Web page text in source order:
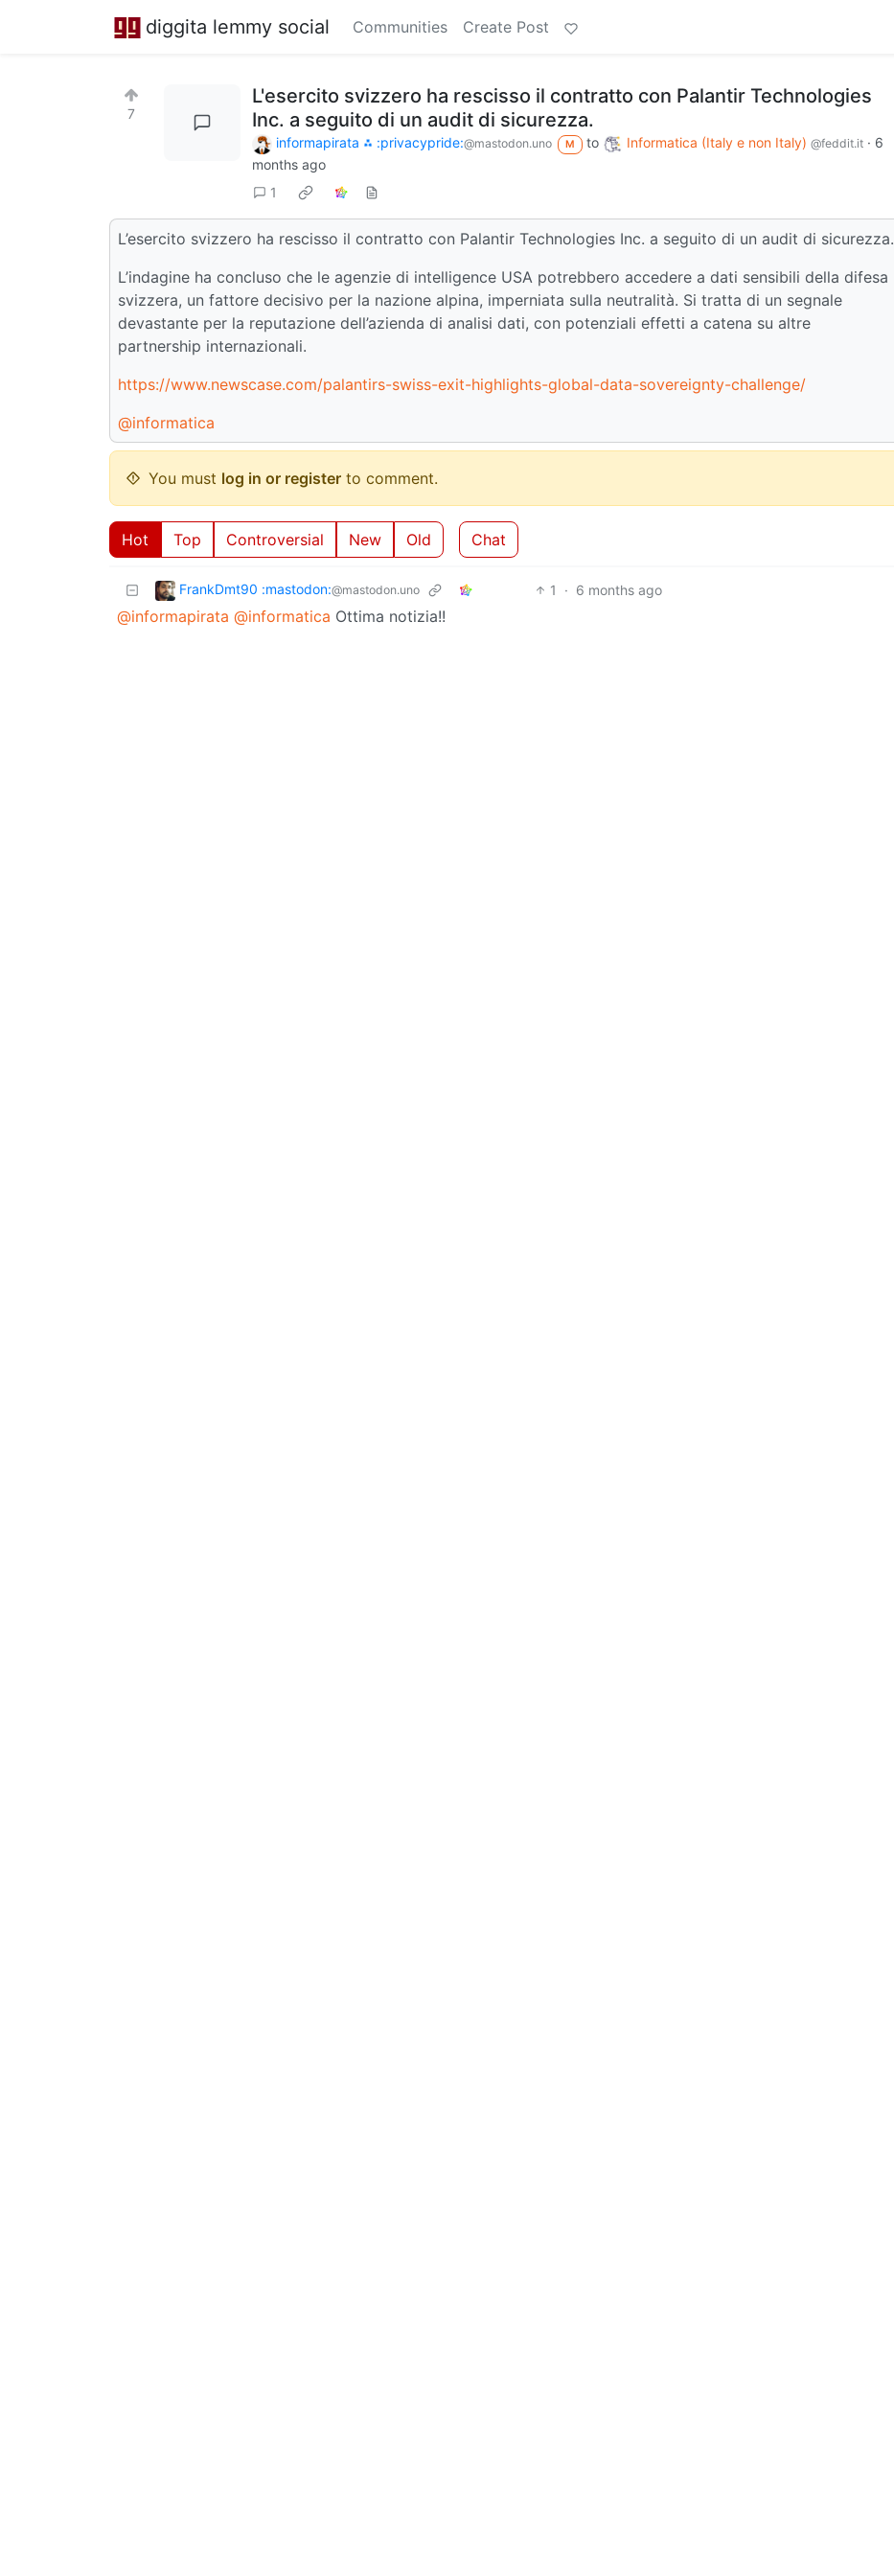
diggita lemmy social Communities Create Post
7
L'esercito svizzero ha rescisso il contratto con Palantir Technologies
Inc. a seguito di un audit di sicurezza.
informapirata ⁂ :privacypride:@mastodon.uno M to Informatica (Italy e non Italy) @feddit.it· 6
months ago
1
L’esercito svizzero ha rescisso il contratto con Palantir Technologies Inc. a seguito di un audit di sicurezza.
L’indagine ha concluso che le agenzie di intelligence USA potrebbero accedere a dati sensibili della difesa
svizzera, un fattore decisivo per la nazione alpina, imperniata sulla neutralità. Si tratta di un segnale
devastante per la reputazione dell’azienda di analisi dati, con potenziali effetti a catena su altre
partnership internazionali.
https://www.newscase.com/palantirs-swiss-exit-highlights-global-data-sovereignty-challenge/
@informatica
You must log in or register to comment.
Hot Top Controversial New Old Chat
FrankDmt90 :mastodon:@mastodon.uno 1 · 6 months ago
@informapirata @informatica Ottima notizia!!